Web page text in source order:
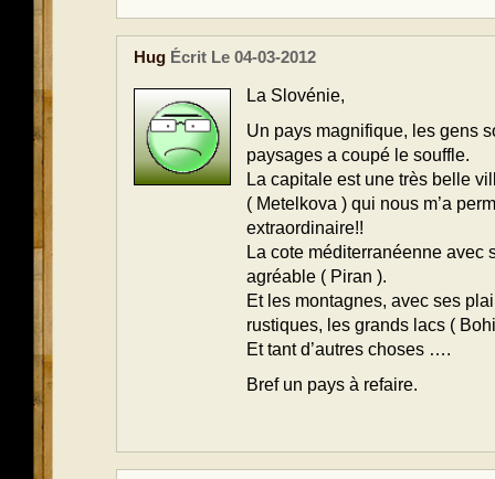
Hug Écrit Le 04-03-2012
La Slovénie,
Un pays magnifique, les gens
paysages a coupé le souffle.
La capitale est une très belle
( Metelkova ) qui nous m’a
extraordinaire!!
La cote méditerranéenne avec
agréable ( Piran ).
Et les montagnes, avec ses
rustiques, les grands lacs (
Et tant d’autres choses ….
Bref un pays à refaire.